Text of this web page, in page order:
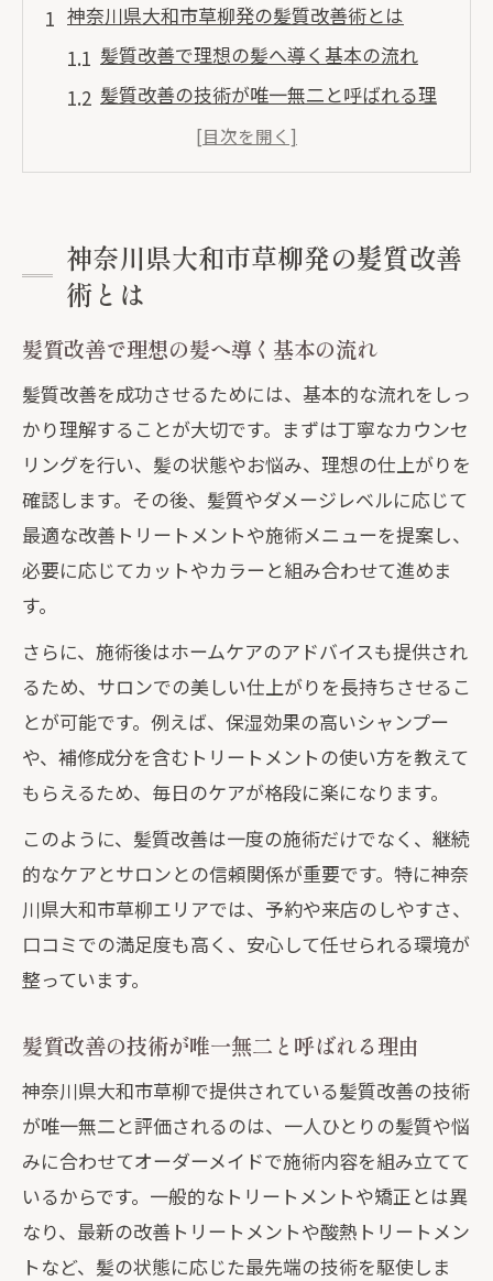
神奈川県大和市草柳発の髪質改善術とは
髪質改善で理想の髪へ導く基本の流れ
髪質改善の技術が唯一無二と呼ばれる理
オーダーメイド髪質改善のポイントを解
髪質改善に必要なカウンセリングの重要
性
礎知識
唯一無二の美髪を叶えるケアの新常識
髪質改善で実現する唯一無二の美髪体験
髪質改善と日常ケアの相乗効果とは何か
髪質改善の新技術がもたらす変化を実感
髪質改善で髪悩みを根本から解消する方
法
悩みを解決する髪質改善法に注目して
髪質改善で解決できる主な髪の悩みとは
髪質改善が叶えるうねりやクセ毛の改善
法
介
髪質改善の口コミから見る効果と実感
髪質改善の施術前後で気を付けたいこと
髪質改善で自然なツヤ髪を実感したい方へ
髪質改善後のツヤ髪を維持するホームケ
ア
髪質改善で得る柔らかな指通りと手触り
口コミ多数の髪質改善体験で自信を実感
髪質改善による朝のスタイリング時短術
オーダーメイドの髪質改善を選ぶ理由
神奈川県大和市草柳発の髪質改善
術とは
髪質改善で理想の髪へ導く基本の流れ
髪質改善を成功させるためには、基本的な流れをしっ
かり理解することが大切です。まずは丁寧なカウンセ
リングを行い、髪の状態やお悩み、理想の仕上がりを
確認します。その後、髪質やダメージレベルに応じて
最適な改善トリートメントや施術メニューを提案し、
必要に応じてカットやカラーと組み合わせて進めま
す。
さらに、施術後はホームケアのアドバイスも提供され
るため、サロンでの美しい仕上がりを長持ちさせるこ
とが可能です。例えば、保湿効果の高いシャンプー
や、補修成分を含むトリートメントの使い方を教えて
もらえるため、毎日のケアが格段に楽になります。
このように、髪質改善は一度の施術だけでなく、継続
的なケアとサロンとの信頼関係が重要です。特に神奈
川県大和市草柳エリアでは、予約や来店のしやすさ、
口コミでの満足度も高く、安心して任せられる環境が
整っています。
髪質改善の技術が唯一無二と呼ばれる理由
神奈川県大和市草柳で提供されている髪質改善の技術
が唯一無二と評価されるのは、一人ひとりの髪質や悩
みに合わせてオーダーメイドで施術内容を組み立てて
いるからです。一般的なトリートメントや矯正とは異
なり、最新の改善トリートメントや酸熱トリートメン
トなど、髪の状態に応じた最先端の技術を駆使しま